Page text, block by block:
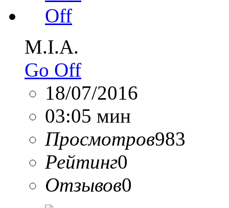
M.I.A.
Go Off
18/07/2016
03:05 мин
Просмотров983
Рейтинг0
Отзывов0